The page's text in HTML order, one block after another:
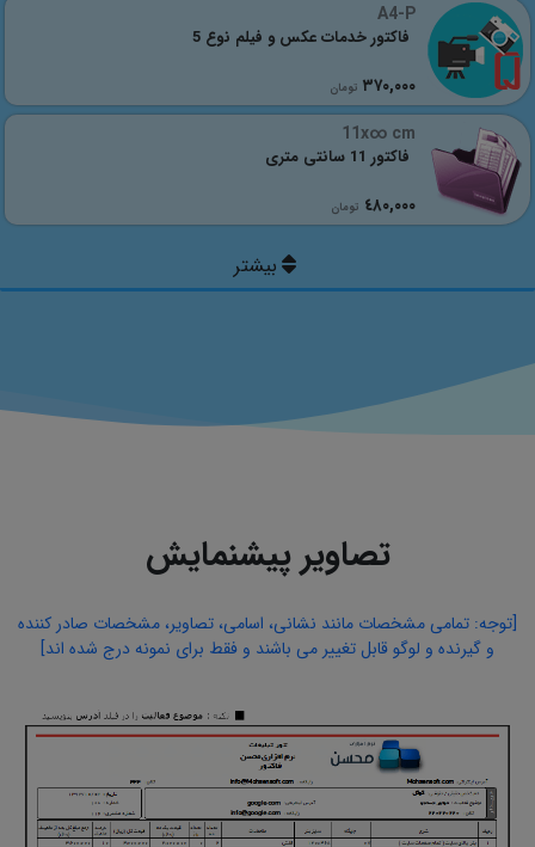
A4-P
٣٧٠,٠٠٠ تومان
فاکتور خدمات عکس و فیلم نوع 5
11x∞ cm
٤٨٠,٠٠٠ تومان
فاکتور 11 سانتی متری
تصاویر پیشنمایش
[توجه: تمامی مشخصات مانند نشانی، اسامی، تصاویر، مشخصات صادر کننده
و گیرنده و لوگو قابل تغییر می باشند و فقط برای نمونه درج شده اند]